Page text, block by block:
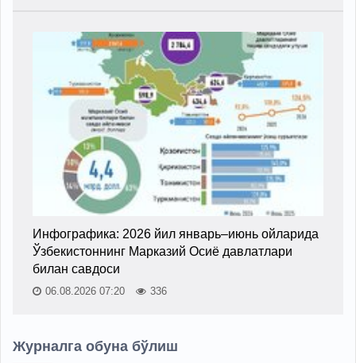
Инфографика: 2026 йил январь–июнь ойларида
Ўзбекистоннинг Марказий Осиё давлатлари
билан савдоси
06.08.2026 07:20 336
Журналга обуна бўлиш